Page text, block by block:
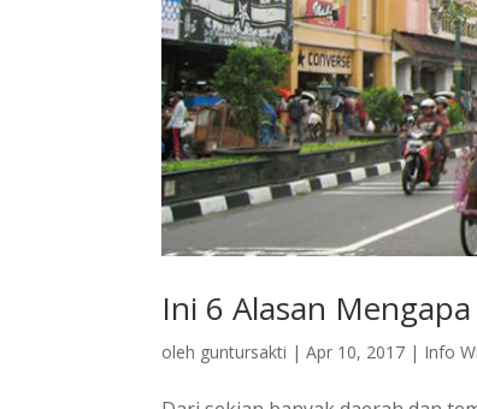
Ini 6 Alasan
oleh guntursakti |Apr 10, 2017 | Info